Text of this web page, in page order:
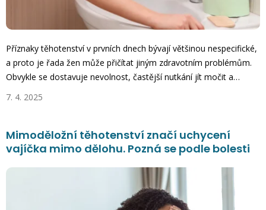
Příznaky těhotenství v prvních dnech bývají většinou nespecifické,
a proto je řada žen může přičítat jiným zdravotním problémům.
Obvykle se dostavuje nevolnost, častější nutkání jít močit a…
7. 4. 2025
Mimoděložní těhotenství značí uchycení
vajíčka mimo dělohu. Pozná se podle bolesti